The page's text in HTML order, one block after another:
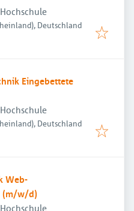
Deutschland
Eingebettete
Deutschland
Web-
(m/w/d)